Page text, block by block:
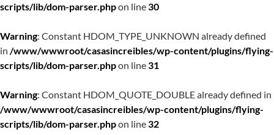
scripts/lib/dom-parser.phpon line30
Warning: Constant HDOM_TYPE_UNKNOWN already defined
in /www/wwwroot/casasincreibles/wp-content/plugins/flying-
scripts/lib/dom-parser.phpon line31
Warning: Constant HDOM_QUOTE_DOUBLE already defined in
/www/wwwroot/casasincreibles/wp-content/plugins/flying-
scripts/lib/dom-parser.phpon line32